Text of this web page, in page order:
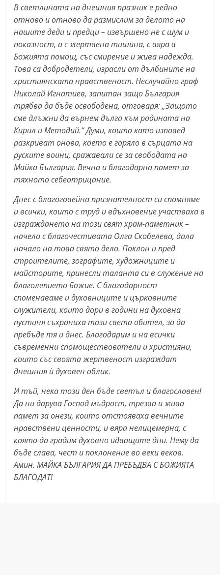
a
n
l
a
k
.
o
m
В светлината на днешния празник е редно
отново и отново да размислим за делото на
нашите деди и предци – извършено не с шум и
показност, а с жертвена тишина, с вяра в
Божията помощ, със смирение и жива надежда.
Това са добродетели, израсли от дълбините на
християнската нравственост. Неслучайно граф
Николай Игнатиев, запитан защо България
трябва да бъде освободена, отговаря: „Защото
сме длъжни да върнем дълга към родината на
Кирил и Методий.“ Думи, които като изповед
разкриват онова, което е горяло в сърцата на
руските воини, сражавали се за свободата на
Майка България. Вечна и благодарна памет за
тяхното себеотрицание.
Днес с благоговейна признателност си спомняме
и всички, които с труд и вдъхновение участваха в
изграждането на този свят храм-паметник –
начело с благочестивата Олга Скобелева, дала
начало на това свято дело. Поклон и пред
строителите, зографите, художниците и
майсторите, принесли таланта си в служение на
благолепието Божие. С благодарност
споменаваме и духовниците и църковните
служители, които дори в години на духовна
пустиня съхраниха тази света обител, за да
пребъде тя и днес. Благодарим и на всички
съвременни спомоществователи и християни,
които със своята жертвеност изграждат
днешния ѝ духовен облик.
И тъй, нека този ден бъде светъл и благословен!
Да ни дарува Господ мъдрост, трезва и жива
памет за онези, които отстояваха вечните
нравствени ценности, и вяра нелицемерна, с
която да градим духовно идващите дни. Нему да
бъде слава, чест и поклонение во веки веков.
Амин. МАЙКА БЪЛГАРИЯ ДА ПРЕБЪДВА С БОЖИЯТА
БЛАГОДАТ!